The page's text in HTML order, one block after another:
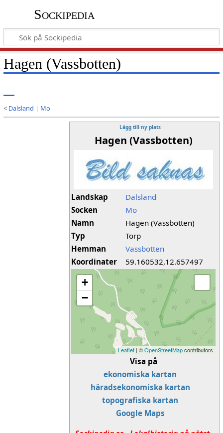
Sockipedia
Hagen (Vassbotten)
< Dalsland | Mo
Lägg till ny plats
Hagen (Vassbotten)
Landskap
Dalsland
Socken
Mo
Namn
Hagen (Vassbotten)
Typ
Torp
Hemman
Vassbotten
Koordinater
59.160532,12.657497
+
−
Leaflet | ©OpenStreetMapcontributors
Visa på
ekonomiska kartan
häradsekonomiska kartan
topografiska kartan
Google Maps